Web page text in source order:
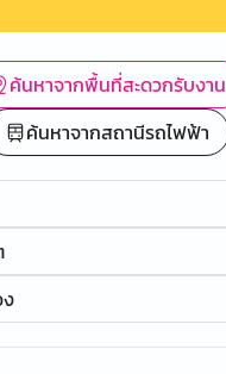
ค้นหาจากพื้นที่สะดวกรับงาน
ค้นหาจากสถานีรถไฟฟ้า